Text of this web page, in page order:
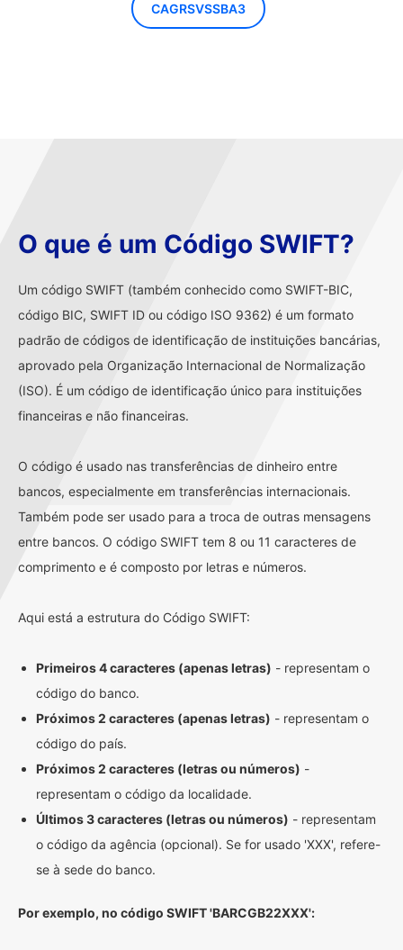
CAGRSVSSBA3
O que é um Código SWIFT?
Um código SWIFT (também conhecido como SWIFT-BIC,
código BIC, SWIFT ID ou código ISO 9362) é um formato
padrão de códigos de identificação de instituições bancárias,
aprovado pela Organização Internacional de Normalização
(ISO). É um código de identificação único para instituições
financeiras e não financeiras.
O código é usado nas transferências de dinheiro entre
bancos, especialmente em transferências internacionais.
Também pode ser usado para a troca de outras mensagens
entre bancos. O código SWIFT tem 8 ou 11 caracteres de
comprimento e é composto por letras e números.
Aqui está a estrutura do Código SWIFT:
Primeiros 4 caracteres (apenas letras) - representam o
código do banco.
Próximos 2 caracteres (apenas letras) - representam o
código do país.
Próximos 2 caracteres (letras ou números) -
representam o código da localidade.
Últimos 3 caracteres (letras ou números) - representam
o código da agência (opcional). Se for usado 'XXX', refere-
se à sede do banco.
Por exemplo, no código SWIFT 'BARCGB22XXX':